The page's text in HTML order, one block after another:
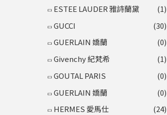
ESTEE LAUDER 雅詩蘭黛
(1)
GUCCI
(30)
GUERLAIN 嬌蘭
(0)
Givenchy 紀梵希
(1)
GOUTAL PARIS
(0)
GUERLAIN 嬌蘭
(0)
HERMES 愛馬仕
(24)